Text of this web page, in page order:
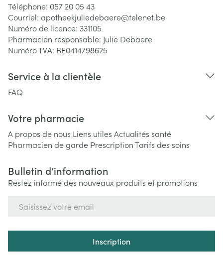
Téléphone: 057 20 05 43
Courriel: apotheekjuliedebaere@telenet.be
Numéro de licence: 331105
Pharmacien responsable: Julie Debaere
Numéro TVA: BE0414798625
Service à la clientèle
FAQ
Votre pharmacie
A propos de nous Liens utiles Actualités santé
Pharmacien de garde PrescriptionTarifs des soins
Bulletin d’information
Restez informé des nouveaux produits et promotions
Inscription